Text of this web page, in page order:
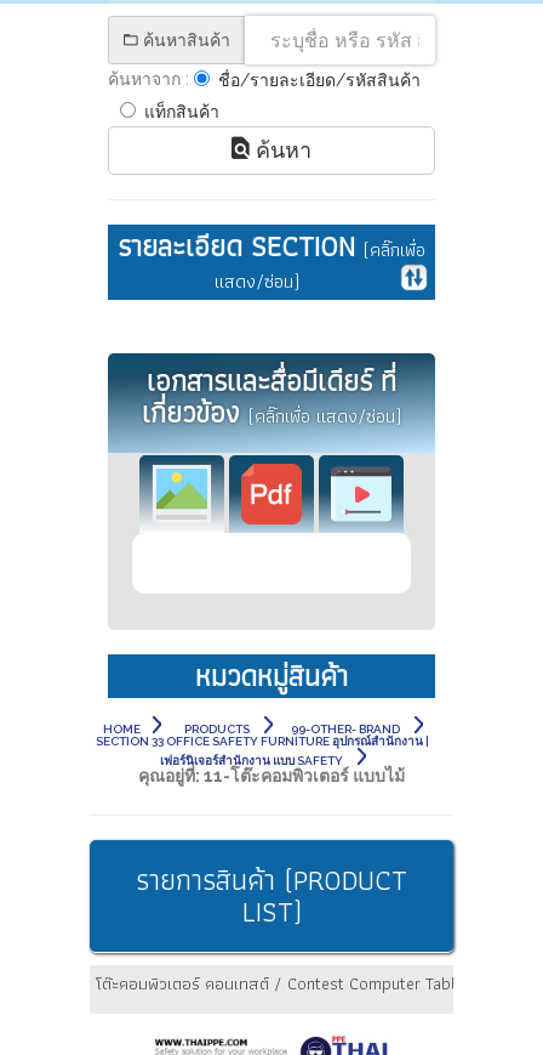
ค้นหาสินค้า
ค้นหาจาก :
ชื่อ/รายละเอียด/รหัสสินค้า
แท็กสินค้า
ค้นหา
รายละเอียด SECTION (คลิ๊กเพื่อ
แสดง/ซ่อน)
เอกสารและสื่อมีเดียร์ ที่
เกี่ยวข้อง(คลิ๊กเพื่อ แสดง/ซ่อน)
หมวดหมู่สินค้า
HOME PRODUCTS
99-OTHER- BRAND
SECTION 33 OFFICE SAFETY FURNITURE อุปกรณ์สำนักงาน |
เฟอร์นิเจอร์สำนักงาน แบบ SAFETY
คุณอยู่ที่: 11-โต๊ะคอมพิวเตอร์ แบบไม้
รายการสินค้า (PRODUCT
LIST)
โต๊ะคอมพิวเตอร์ คอนเทสต์ / Contest Computer Table